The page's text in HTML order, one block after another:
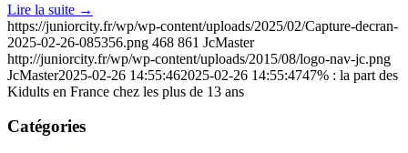
Lire la suite →
https://juniorcity.fr/wp/wp-content/uploads/2025/02/Capture-decran-
2025-02-26-085356.png 468 861 JcMaster
http://juniorcity.fr/wp/wp-content/uploads/2015/08/logo-nav-jc.png
JcMaster2025-02-26 14:55:462025-02-26 14:55:4747% : la part des
Kidults en France chez les plus de 13 ans
Catégories